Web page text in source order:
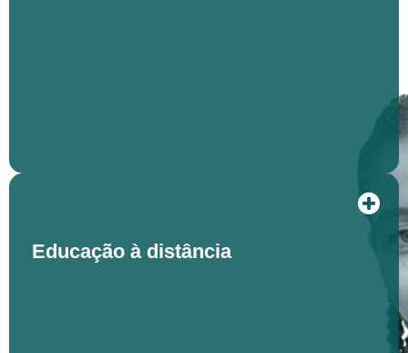
Educação à distância